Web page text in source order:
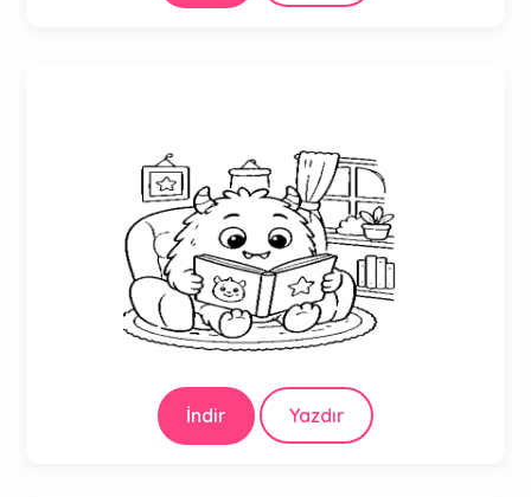
İndir Yazdır